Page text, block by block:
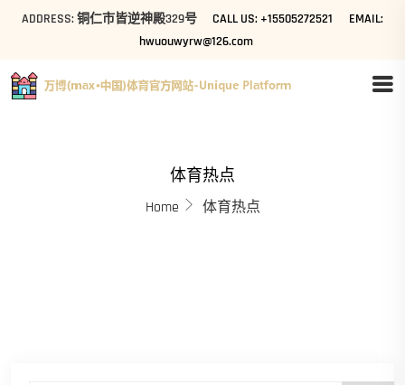
ADDRESS: 铜仁市皆逆神殿329号 CALL US: +15505272521
EMAIL:
hwuouwyrw@126.com
体育热点
Home 体育热点